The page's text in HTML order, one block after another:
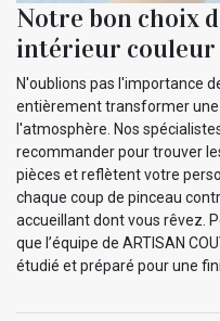
Notre bon choix
intérieur couleur
N'oublions pas l'importance
entièrement transformer
l'atmosphère. Nos
recommander pour trouver
pièces et reflètent votre
chaque coup de pinceau
accueillant dont vous rêvez.
que l’équipe de ARTISAN
étudié et préparé pour une